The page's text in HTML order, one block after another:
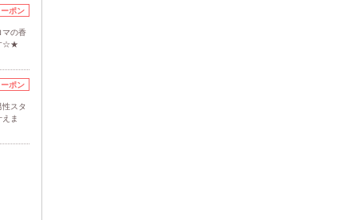
ポン
マの香
☆★
ポン
スタ
ま